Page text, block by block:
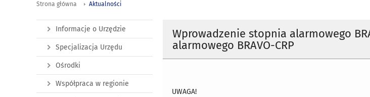
Strona główna Aktualności
Wprowadzenie stopnia alarmowego
alarmowego BRAVO-CRP
UWAGA!
Informacje o Urzędzie
Specjalizacja Urzędu
Ośrodki
Współpraca w regionie